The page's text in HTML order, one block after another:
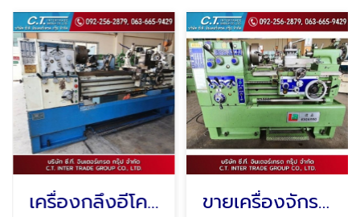
เครื่องกลึงอีโคก้า ขายเครื่องจักรนำเข้าจากไต้หวัน